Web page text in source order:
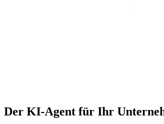
Der KI-Agent für Ihr